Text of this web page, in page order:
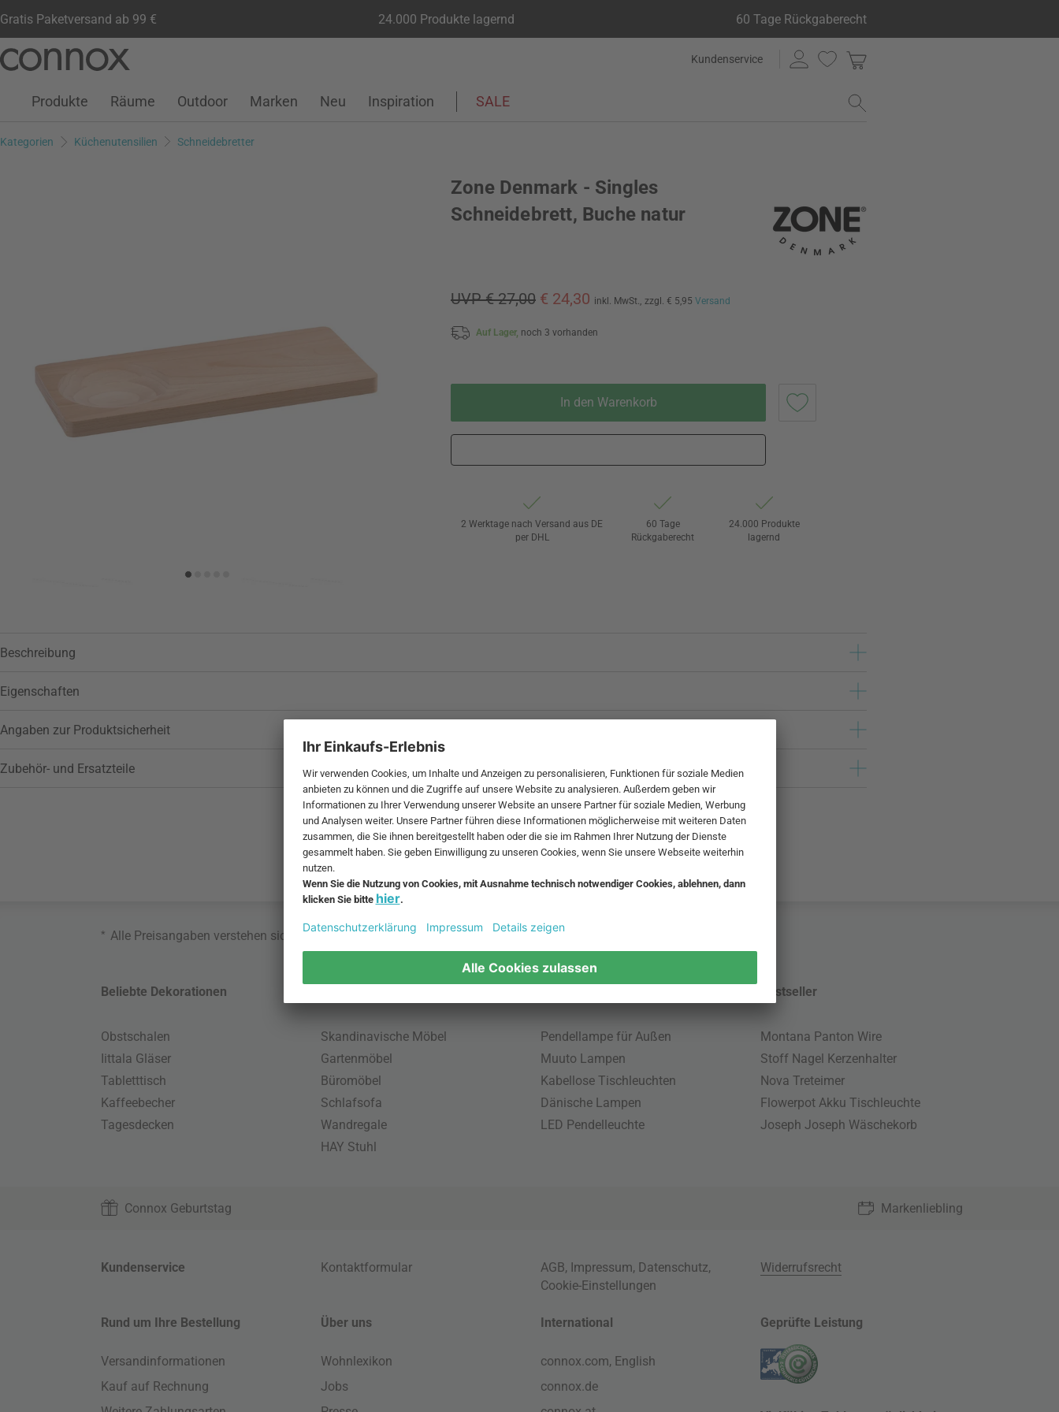
Gratis Paketversand ab 99 € 24.000 Produkte lagernd 60 Tage Rückgaberecht
Seiteninhalt
Suchfeld
Kundenservice
Kundenkonto
Wunschliste
Warenkorb
Produkte Räume Outdoor Marken Neu Inspiration SALE
Kategorien Küchenutensilien Schneidebretter
Zone Denmark - Singles
Schneidebrett, Buche natur
UVP € 27,00 € 24,30 inkl. MwSt., zzgl. € 5,95 Versand
Auf Lager, noch 3 vorhanden
In den Warenkorb
Wunschliste hinzufügen
2 Werktage nach Versand aus DE
per DHL
60 Tage
Rückgaberecht
24.000 Produkte
lagernd
Beschreibung
Eigenschaften
Angaben zur Produktsicherheit
Zubehör- und Ersatzteile
* Alle Preisangaben verstehen sich inklusive MwSt. und zzgl.Versandkosten.
Beliebte Dekorationen
Obstschalen
Iittala Gläser
Tabletttisch
Kaffeebecher
Tagesdecken
Skandinavische Möbel
Gartenmöbel
Büromöbel
Schlafsofa
Wandregale
HAY Stuhl
Pendellampe für Außen
Muuto Lampen
Kabellose Tischleuchten
Dänische Lampen
LED Pendelleuchte
Bestseller
Montana Panton Wire
Stoff Nagel Kerzenhalter
Nova Treteimer
Flowerpot Akku Tischleuchte
Joseph Joseph Wäschekorb
Connox Geburtstag Markenliebling
Kundenservice Kontaktformular AGB, Impressum, Datenschutz,
Cookie-Einstellungen
Widerrufsrecht
Rund um Ihre Bestellung
Versandinformationen
Kauf auf Rechnung
Über uns
Wohnlexikon
Jobs
International
connox.com, English
connox.de
Geprüfte Leistung